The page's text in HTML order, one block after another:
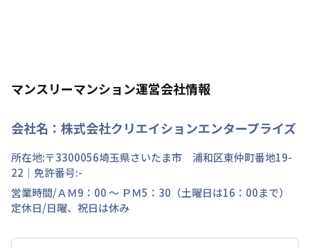
マンスリーマンション運営会社情報
会社名： 株式会社クリエイションエンタープライズ
所在地:〒3300056埼玉県さいたま市 浦和区東仲町番地19-
22 ｜免許番号:-
営業時間/ＡＭ9：00 ～ ＰＭ5：30（土曜日は16：00まで）
定休日/日曜、祝日は休み